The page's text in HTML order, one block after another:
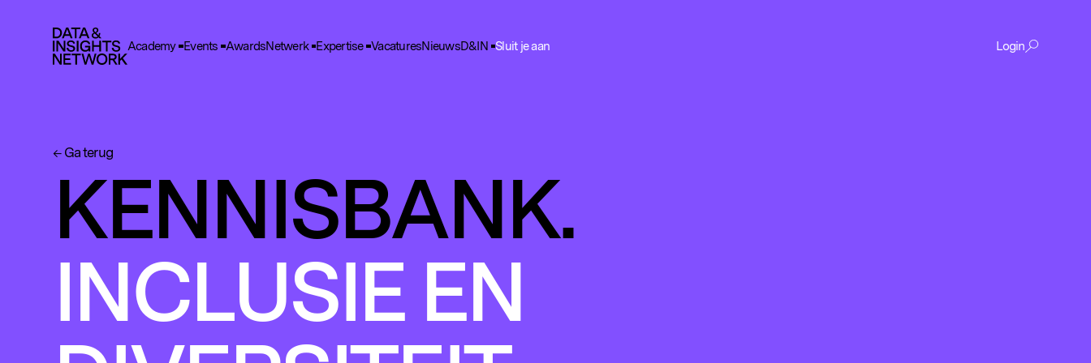
Academy Events AwardsNetwerk Expertise VacaturesNieuwsD&IN Sluit je aan Login
Ga terug
KENNISBANK.
INCLUSIE EN
gegevens worden geanonimiseerd verzameld.
Tracking
Deze worden gebruikt om je surfgedrag te volgen, zodat we gepersonaliseerde content